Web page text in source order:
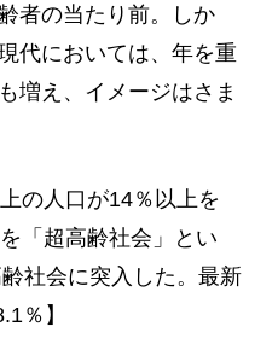
者の当たり前。しか
代においては、年を重
増え、イメージはさま
の人口が14％以上を
「超高齢社会」とい
社会に突入した。最新
％】